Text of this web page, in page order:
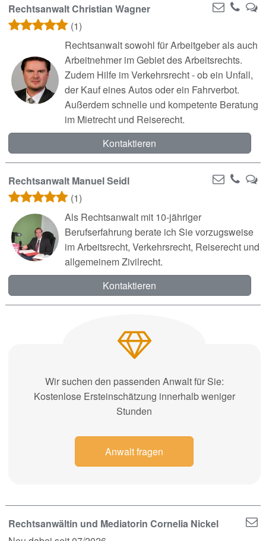
Rechtsanwalt Christian Wagner
(1)
Rechtsanwalt sowohl für Arbeitgeber als auch
Arbeitnehmer im Gebiet des Arbeitsrechts.
Zudem Hilfe im Verkehrsrecht - ob ein Unfall,
der Kauf eines Autos oder ein Fahrverbot.
Außerdem schnelle und kompetente Beratung
im Mietrecht und Reiserecht.
Kontaktieren
Rechtsanwalt Manuel Seidl
(1)
Als Rechtsanwalt mit 10-jähriger
Berufserfahrung berate ich Sie vorzugsweise
im Arbeitsrecht, Verkehrsrecht, Reiserecht und
allgemeinem Zivilrecht.
Kontaktieren
Wir suchen den passenden Anwalt für Sie:
Kostenlose Ersteinschätzung innerhalb weniger
Stunden
Anwalt fragen
Rechtsanwältin und Mediatorin Cornelia Nickel